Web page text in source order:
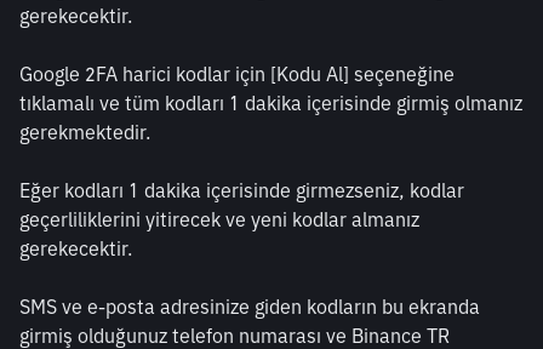
gerekecektir.
Google 2FA harici kodlar için [Kodu Al] seçeneğine
tıklamalı ve tüm kodları 1 dakika içerisinde girmiş olmanız
gerekmektedir.
Eğer kodları 1 dakika içerisinde girmezseniz, kodlar
geçerliliklerini yitirecek ve yeni kodlar almanız
gerekecektir.
SMS ve e-posta adresinize giden kodların bu ekranda
girmiş olduğunuz telefon numarası ve Binance TR